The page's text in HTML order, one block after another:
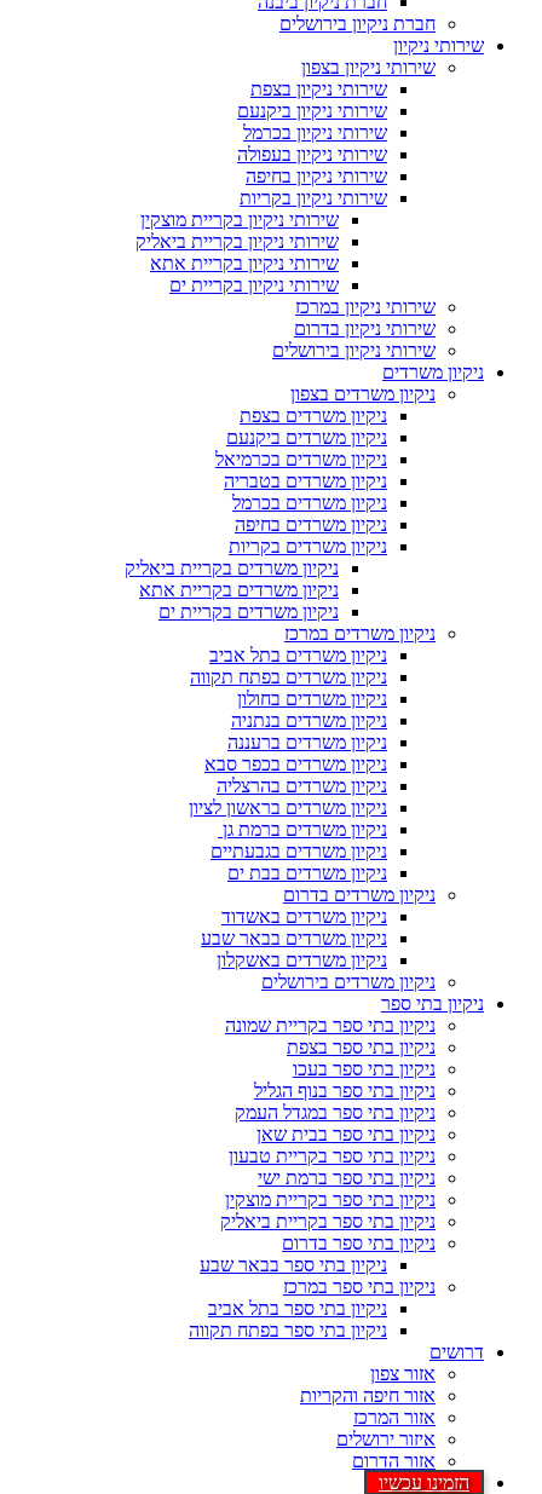
חברת ניקיון בירושלים
שירותי ניקיון
שירותי ניקיון בצפון
שירותי ניקיון בצפת
שירותי ניקיון ביקנעם
שירותי ניקיון בכרמל
שירותי ניקיון בעפולה
שירותי ניקיון בחיפה
שירותי ניקיון בקריות
שירותי ניקיון בקריית מוצקין
שירותי ניקיון בקריית ביאליק
שירותי ניקיון בקריית אתא
שירותי ניקיון בקריית ים
שירותי ניקיון במרכז
שירותי ניקיון בדרום
שירותי ניקיון בירושלים
ניקיון משרדים
ניקיון משרדים בצפון
ניקיון משרדים בצפת
ניקיון משרדים ביקנעם
ניקיון משרדים בכרמיאל
ניקיון משרדים בטבריה
ניקיון משרדים בכרמל
ניקיון משרדים בחיפה
ניקיון משרדים בקריות
ניקיון משרדים בקריית ביאליק
ניקיון משרדים בקריית אתא
ניקיון משרדים בקריית ים
ניקיון משרדים במרכז
ניקיון משרדים בתל אביב
ניקיון משרדים בפתח תקווה
ניקיון משרדים בחולון
ניקיון משרדים בנתניה
ניקיון משרדים ברעננה
ניקיון משרדים בכפר סבא
ניקיון משרדים בהרצליה
ניקיון משרדים בראשון לציון
ניקיון משרדים ברמת גן
ניקיון משרדים בגבעתיים
ניקיון משרדים בבת ים
ניקיון משרדים בדרום
ניקיון משרדים באשדוד
ניקיון משרדים בבאר שבע
ניקיון משרדים באשקלון
ניקיון משרדים בירושלים
ניקיון בתי ספר
ניקיון בתי ספר בקריית שמונה
ניקיון בתי ספר בצפת
ניקיון בתי ספר בעכו
ניקיון בתי ספר בנוף הגליל
ניקיון בתי ספר במגדל העמק
ניקיון בתי ספר בבית שאן
ניקיון בתי ספר בקריית טבעון
ניקיון בתי ספר ברמת ישי
ניקיון בתי ספר בקריית מוצקין
ניקיון בתי ספר בקריית ביאליק
ניקיון בתי ספר בדרום
ניקיון בתי ספר בבאר שבע
ניקיון בתי ספר במרכז
ניקיון בתי ספר בתל אביב
ניקיון בתי ספר בפתח תקווה
דרושים
אזור צפון
אזור חיפה והקריות
אזור המרכז
איזור ירושלים
אזור הדרום
הזמינו עכשיו